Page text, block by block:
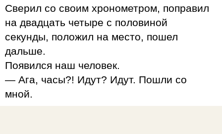
Сверил со своим хронометром, поправил
на двадцать четыре с половиной
секунды, положил на место, пошел
дальше.
Появился наш человек.
— Ага, часы?! Идут? Идут. Пошли со
мной.